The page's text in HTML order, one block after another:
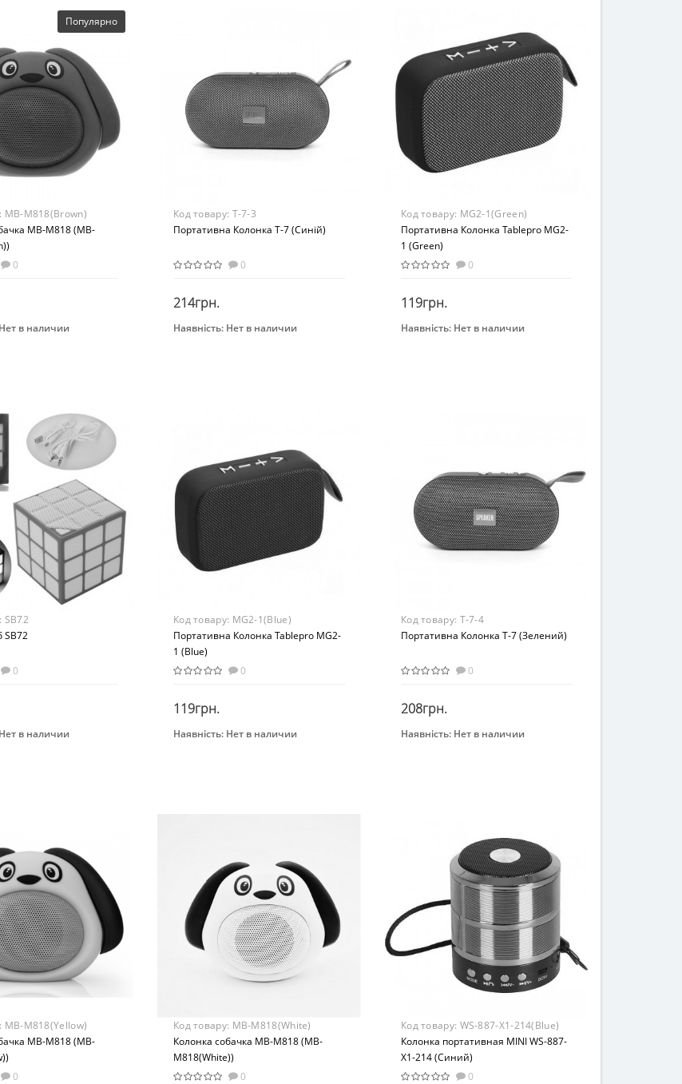
Популярно
MB-M818(Brown)
MB-M818 (MB-
0
Нет в наличии
Код товару: Т-7-3
Портативна Колонка Т-7 (Синій)
0
214грн.
Закінчився
Наявність: Нет в наличии
Код товару: MG2-1(Green)
Портативна Колонка Tablepro MG2-
1 (Green)
0
119грн.
Закінчився
Наявність: Нет в наличии
SB72
SB72
0
Нет в наличии
Код товару: MG2-1(Blue)
Портативна Колонка Tablepro MG2-
1 (Blue)
0
119грн.
Закінчився
Наявність: Нет в наличии
Код товару: Т-7-4
Портативна Колонка Т-7 (Зелений)
0
208грн.
Закінчився
Наявність: Нет в наличии
MB-M818(Yellow)
MB-M818 (MB-
0
Код товару: MB-M818(White)
Колонка собачка MB-M818 (MB-
M818(White))
0
Код товару: WS-887-X1-214(Blue)
Колонка портативная MINI WS-887-
X1-214 (Синий)
0